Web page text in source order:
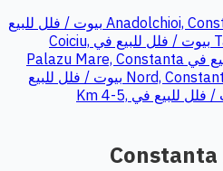
بيوت / فلل للبيع
بيوت / فلل للبيع في Coiciu,
بيوت / فلل للبيع في Palazu Mare, Constanta
بيوت / فلل للبيع
بيوت / فلل للبيع في Km 4-5,